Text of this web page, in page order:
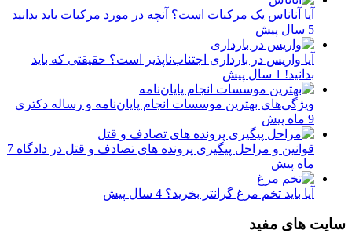
آیا آناناس یک مرکبات است؟ آنچه در مورد مرکبات باید بدانید
5 سال پیش
آیا واریس در بارداری اجتناب‌ناپذیر است؟ حقیقتی که باید
بدانید! 1 سال پیش
ویژگی‌های بهترین موسسات انجام پایان‌نامه و رساله دکتری
9 ماه پیش
قوانین و مراحل پیگیری پرونده های تصادف و قتل در دادگاه 7
ماه پیش
آیا باید تخم مرغ گرانتر بخرید؟ 4 سال پیش
سایت های مفید